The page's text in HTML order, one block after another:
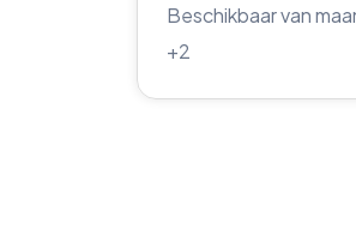
Beschikbaar van
+2